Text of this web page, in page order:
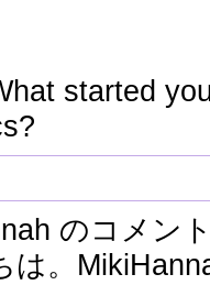
started
のコメン
は。